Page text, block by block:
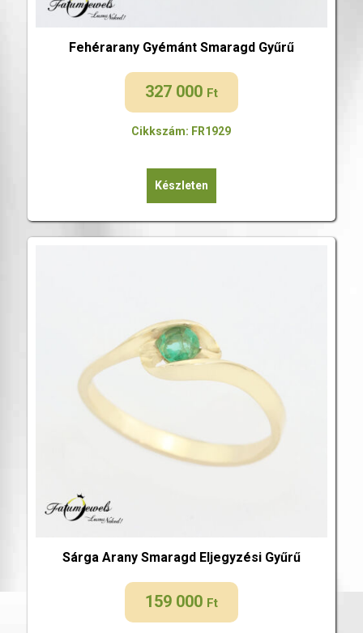
Fehérarany Gyémánt Smaragd Gyűrű
327 000 Ft
Cikkszám: FR1929
Készleten
Sárga Arany Smaragd Eljegyzési Gyűrű
159 000 Ft